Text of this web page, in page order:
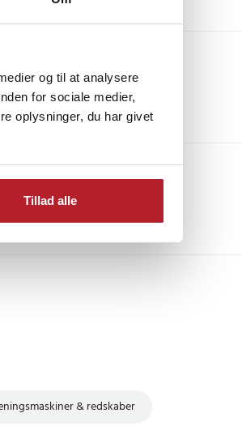
og til at analysere
for sociale medier,
oplysninger, du har givet
Tillad alle
& redskaber